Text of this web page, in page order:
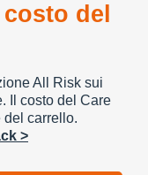
del
All Risk sui
Il costo del Care
del carrello.
>